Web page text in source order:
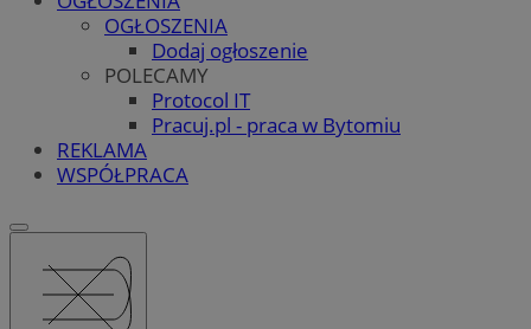
OGŁOSZENIA
Dodaj ogłoszenie
POLECAMY
Protocol IT
Pracuj.pl - praca w Bytomiu
REKLAMA
WSPÓŁPRACA